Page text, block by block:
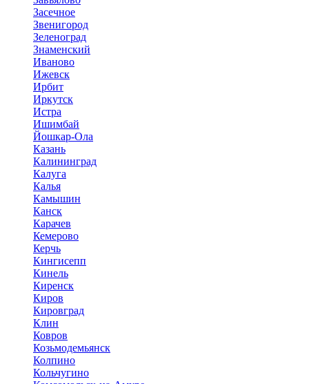
Засечное
Звенигород
Зеленоград
Знаменский
Иваново
Ижевск
Ирбит
Иркутск
Истра
Ишимбай
Йошкар-Ола
Казань
Калининград
Калуга
Калья
Камышин
Канск
Карачев
Кемерово
Керчь
Кингисепп
Кинель
Киренск
Киров
Кировград
Клин
Ковров
Козьмодемьянск
Колпино
Кольчугино